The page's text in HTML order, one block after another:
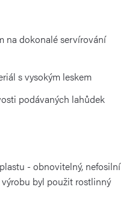
na dokonalé servírování
s vysokým leskem
podávaných lahůdek
- obnovitelný, nefosilní
byl použit rostlinný